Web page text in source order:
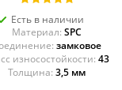
Есть в наличии
Материал: SPC
замковое
43
Толщина: 3,5 мм